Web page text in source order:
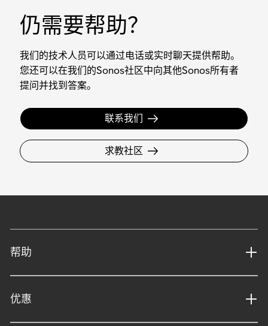
仍需要帮助？
我们的技术人员可以通过电话或实时聊天提供帮助。
您还可以在我们的Sonos社区中向其他Sonos所有者
提问并找到答案。
联系我们
求教社区
帮助
优惠